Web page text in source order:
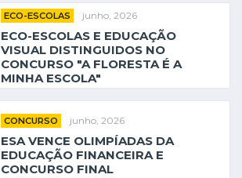
ECO-ESCOLAS junho, 2026
ECO-ESCOLAS E EDUCAÇÃO
VISUAL DISTINGUIDOS NO
CONCURSO "A FLORESTA É A
MINHA ESCOLA"
CONCURSO junho, 2026
ESA VENCE OLIMPÍADAS DA
EDUCAÇÃO FINANCEIRA E
CONCURSO FINAL